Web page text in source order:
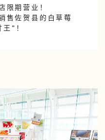
限期营业！
售佐贺县的白草莓
”！